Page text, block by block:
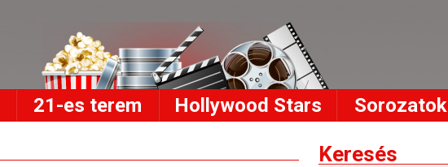
21-es terem Hollywood Stars Sorozatok
Keresés